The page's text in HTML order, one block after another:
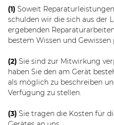
(1) Soweit
schulden wir die sich aus der
ergebenden
bestem Wissen und
(2) Sie sind zur Mitwirkung
haben Sie den am Gerät
als möglich zu beschreiben
Verfügung zu stellen.
(3) Sie tragen die Kosten für